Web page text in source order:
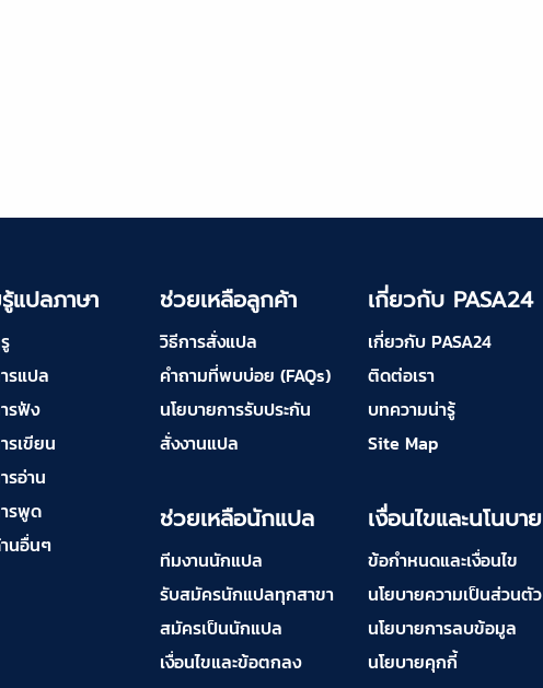
แปลภาษา
รแปล
รฟัง
รเขียน
รอ่าน
รพูด
นอื่นๆ
ช่วยเหลือลูกค้า
วิธีการสั่งแปล
คำถามที่พบบ่อย (FAQs)
นโยบายการรับประกัน
สั่งงานแปล
ช่วยเหลือนักแปล
ทีมงานนักแปล
รับสมัครนักแปลทุกสาขา
สมัครเป็นนักแปล
เงื่อนไขและข้อตกลง
เกี่ยวกับ PASA24
เกี่ยวกับ PASA24
ติดต่อเรา
บทความน่ารู้
Site Map
เงื่อนไขและนโนบาย
ข้อกำหนดและเงื่อนไข
นโยบายความเป็นส่วนตัว
นโยบายการลบข้อมูล
นโยบายคุกกี้